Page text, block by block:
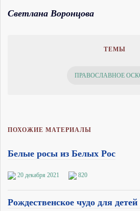
Светлана Воронцова
ТЕМЫ
ПРАВОСЛАВНОЕ
ПОХОЖИЕ МАТЕРИАЛЫ
Белые росы из Белых Рос
20 декабря 2021 820
Рождественское чудо для